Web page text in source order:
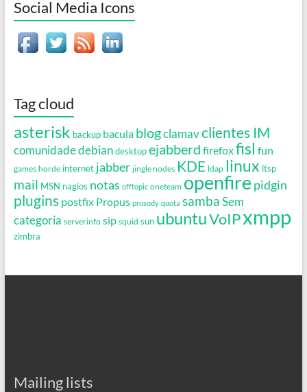
Social Media Icons
Tag cloud
asterisk backup bacula blogclamavclientes IM
comunidadedebian desktop ejabberd firefoxfisl fun
games horde internet jabber jingle nodes KDE ldap linux ltsp
mail MSN nagios notas offtopic oneteam openfire pidgin
plugins postfix Propus prosody quota samba Sem
categoria serverinfo sip squid sun ubuntuVoIPxmpp
zimbra
Mailing lists